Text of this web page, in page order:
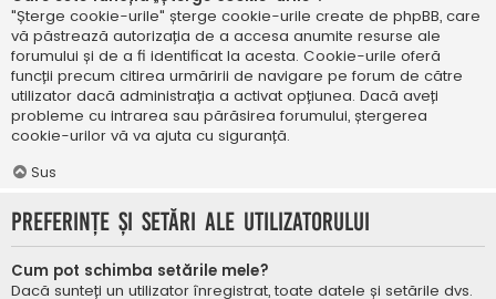
"Șterge cookie-urile" șterge cookie-urile create de phpBB, care
vă păstrează autorizația de a accesa anumite resurse ale
forumului și de a fi identificat la acesta. Cookie-urile oferă
funcții precum citirea urmăririi de navigare pe forum de către
utilizator dacă administrația a activat opțiunea. Dacă aveți
probleme cu intrarea sau părăsirea forumului, ștergerea
cookie-urilor vă va ajuta cu siguranță.
Sus
Preferințe și setări ale utilizatorului
Cum pot schimba setările mele?
Dacă sunteți un utilizator înregistrat, toate datele și setările dvs.